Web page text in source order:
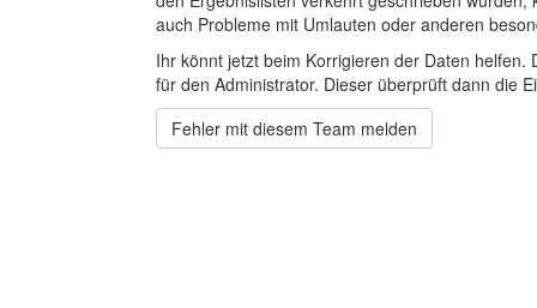
auch Probleme mit Umlauten oder anderen
Ihr könnt jetzt beim Korrigieren der Daten
für den Administrator. Dieser überprüft dann die
Fehler mit diesem Team melden